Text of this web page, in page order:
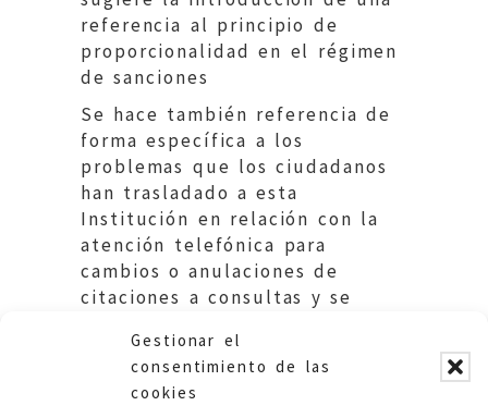
Gestionar el
consentimiento de las
cookies
referencia al principio de
proporcionalidad en el régimen
de sanciones
Se hace también referencia de
forma específica a los
problemas que los ciudadanos
han trasladado a esta
Institución en relación con la
atención telefónica para
cambios o anulaciones de
citaciones a consultas y se
accesibilidad al sistema y que
se tenga en cuenta, de forma
especial, a los ciudadanos que